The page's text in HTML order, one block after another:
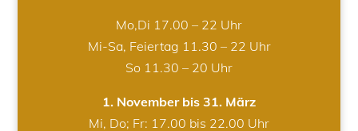
Mo,Di 17.00 – 22 Uhr
Mi-Sa, Feiertag 11.30 – 22 Uhr
So 11.30 – 20 Uhr
1. November bis 31. März
Mi, Do; Fr: 17.00 bis 22.00 Uhr